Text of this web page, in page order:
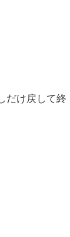
だけ戻して終